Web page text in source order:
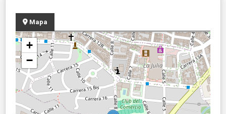
Mapa
+
−